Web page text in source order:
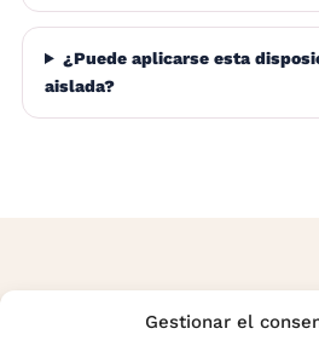
Gestionar el
¿Puede aplicarse esta
aislada?
¿Tienes dudas